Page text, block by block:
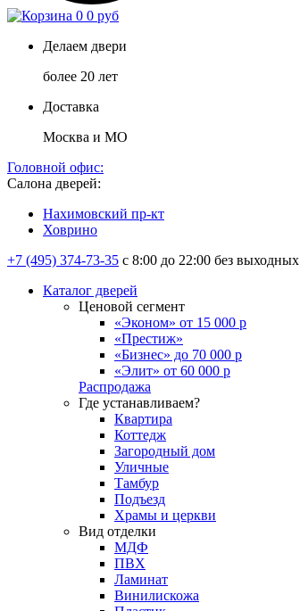
0 0 руб
Делаем двери
более 20 лет
Доставка
Москва и МО
Головной офис:
Салона дверей:
Нахимовский пр-кт
Ховрино
+7 (495) 374-73-35 с 8:00 до 22:00 без выходных
Каталог дверей
Ценовой сегмент
«Эконом» от 15 000 р
«Престиж»
«Бизнес» до 70 000 р
«Элит» от 60 000 р
Распродажа
Где устанавливаем?
Квартира
Коттедж
Загородный дом
Уличные
Тамбур
Подъезд
Храмы и церкви
Вид отделки
МДФ
ПВХ
Ламинат
Винилискожа